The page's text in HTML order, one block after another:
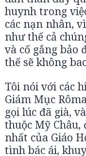
huynh trong
các nạn nhân,
như thế cả
và cố gắng bảo
thế sẽ không
Tôi nói với các
Giám Mục
gọi lúc đã già,
thuộc Mỹ
nhất của Giáo
tình bác ái,